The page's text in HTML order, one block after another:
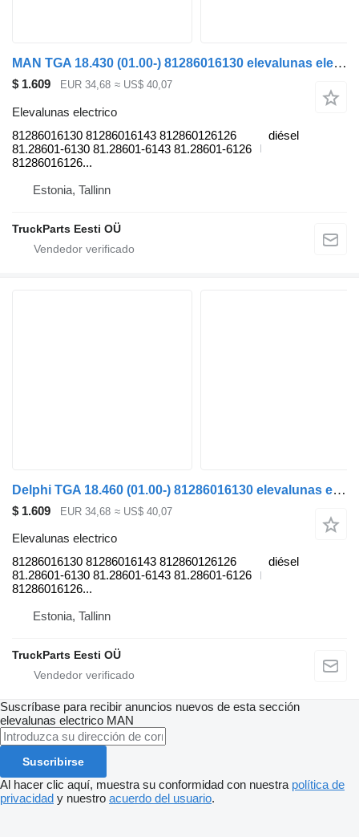
MAN TGA 18.430 (01.00-) 81286016130 elevalunas electrico para MAN 4-series, TGA (1993-2009) cabeza tractora
$ 1.609 EUR 34,68 ≈ US$ 40,07
Elevalunas electrico
81286016130 81286016143 812860126126
81.28601-6130 81.28601-6143 81.28601-6126
81286016126...
diésel
Estonia, Tallinn
TruckParts Eesti OÜ
Delphi TGA 18.460 (01.00-) 81286016130 elevalunas electrico para MAN 4-series, TGA (1993-2009) cabeza tractora
$ 1.609 EUR 34,68 ≈ US$ 40,07
Elevalunas electrico
81286016130 81286016143 812860126126
81.28601-6130 81.28601-6143 81.28601-6126
81286016126...
diésel
Estonia, Tallinn
TruckParts Eesti OÜ
Suscríbase para recibir anuncios nuevos de esta sección
elevalunas electrico MAN
Suscribirse
Al hacer clic aquí, muestra su conformidad con nuestra política de
privacidad y nuestro acuerdo del usuario.